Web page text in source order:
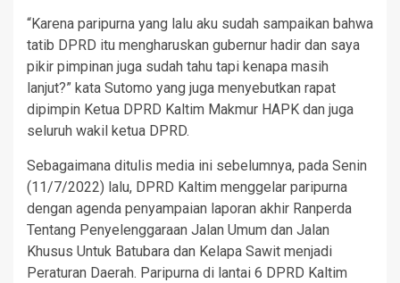
“Karena paripurna yang lalu aku sudah sampaikan bahwa
tatib DPRD itu mengharuskan gubernur hadir dan saya
pikir pimpinan juga sudah tahu tapi kenapa masih
lanjut?” kata Sutomo yang juga menyebutkan rapat
dipimpin Ketua DPRD Kaltim Makmur HAPK dan juga
seluruh wakil ketua DPRD.
Sebagaimana ditulis media ini sebelumnya, pada Senin
(11/7/2022) lalu, DPRD Kaltim menggelar paripurna
dengan agenda penyampaian laporan akhir Ranperda
Tentang Penyelenggaraan Jalan Umum dan Jalan
Khusus Untuk Batubara dan Kelapa Sawit menjadi
Peraturan Daerah. Paripurna di lantai 6 DPRD Kaltim